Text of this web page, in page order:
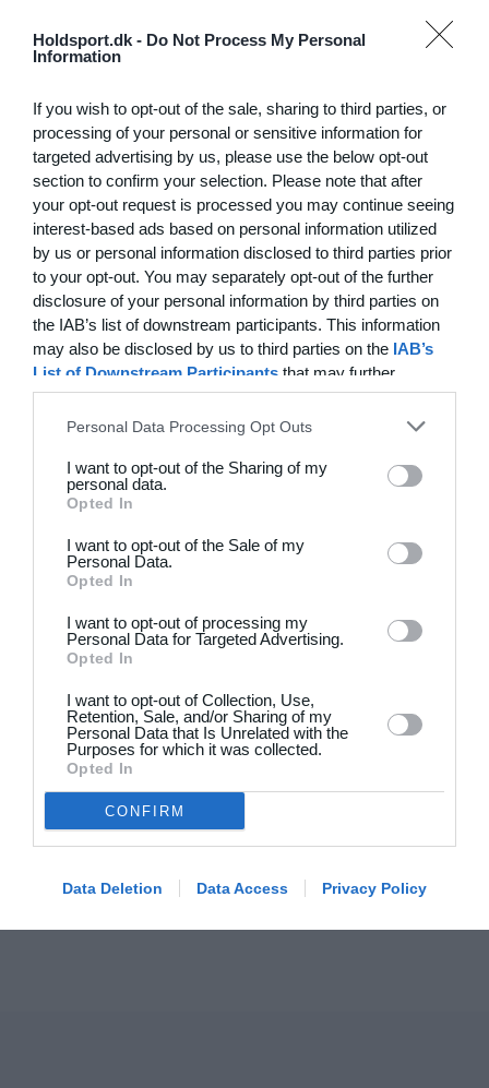
Holdsport.dk - Do Not Process My Personal
Information
If you wish to opt-out of the sale, sharing to third parties, or
processing of your personal or sensitive information for
targeted advertising by us, please use the below opt-out
section to confirm your selection. Please note that after
your opt-out request is processed you may continue seeing
interest-based ads based on personal information utilized
by us or personal information disclosed to third parties prior
to your opt-out. You may separately opt-out of the further
disclosure of your personal information by third parties on
the IAB’s list of downstream participants. This information
may also be disclosed by us to third parties on the IAB’s
List of Downstream Participants that may further
disclose it to other third parties.
Personal Data Processing Opt Outs
I want to opt-out of the Sharing of my
personal data.
Opted In
I want to opt-out of the Sale of my
Personal Data.
Opted In
I want to opt-out of processing my
Personal Data for Targeted Advertising.
Opted In
I want to opt-out of Collection, Use,
Retention, Sale, and/or Sharing of my
Personal Data that Is Unrelated with the
Purposes for which it was collected.
Opted In
CONFIRM
Data Deletion Data Access Privacy Policy
FC Internationale (Superveteran) 0 0 Fodboldorkestret
Brede IF - Det grå guld Hørsholm
Hyrderne FC 3 3 Nordatlantisk DK
21. juni
BIF/ØHIK 7 0 Tranum GF
20. juni
Solens Børn 4 3 SC Boca Vista
19. juni
Drengene 4 FC Frederikberg
18. juni
BKSK-06